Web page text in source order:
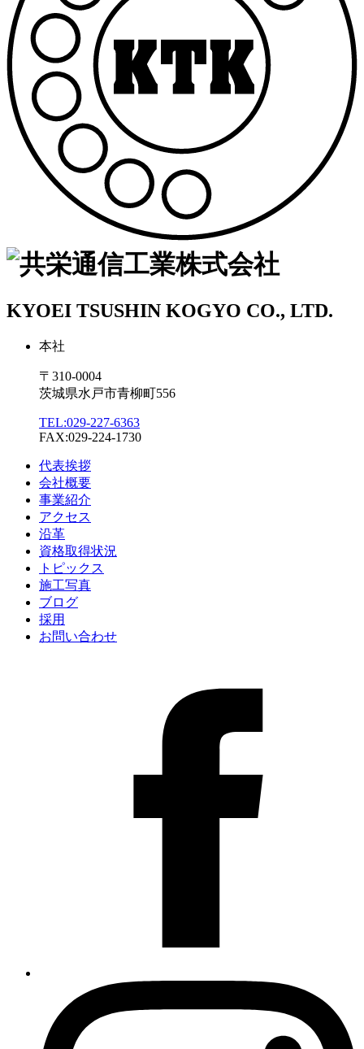
KYOEI TSUSHIN KOGYO CO., LTD.
本社
〒310-0004
茨城県水戸市青柳町556
TEL:029-227-6363
FAX:029-224-1730
代表挨拶
会社概要
事業紹介
アクセス
沿革
資格取得状況
トピックス
施工写真
ブログ
採用
お問い合わせ